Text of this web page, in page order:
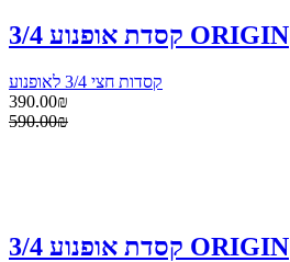
קסדת אופנוע 3/4 ORIGIN
קסדות חצי 3/4 לאופנוע
390.00₪
590.00₪
קסדת אופנוע 3/4 ORIGIN